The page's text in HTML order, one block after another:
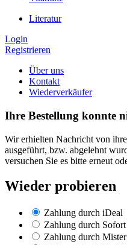
Literatur
Login
Registrieren
Über uns
Kontakt
Wiederverkäufer
Ihre Bestellung konnte
Wir erhielten Nachricht von
ausgeführt, bzw. abgelehnt
versuchen Sie es bitte erneut
Wieder probieren
Zahlung durch iDeal
Zahlung durch
Zahlung durch